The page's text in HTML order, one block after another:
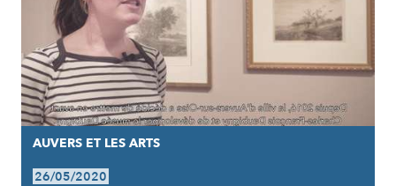
AUVERS ET LES ARTS
26/05/2020